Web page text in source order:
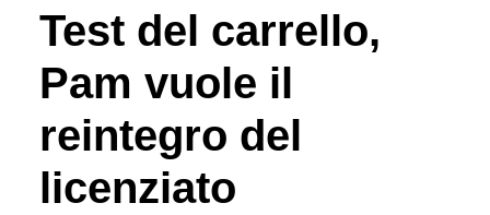
Test del carrello,
Pam vuole il
reintegro del
licenziato